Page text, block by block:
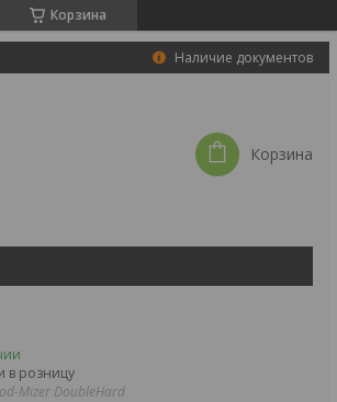
Корзина
Наличие документов
Корзина
в розницу
Mizer DoubleHard